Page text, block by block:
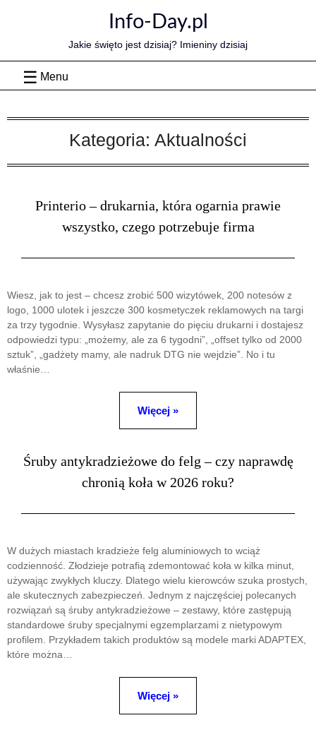
Info-Day.pl
Jakie święto jest dzisiaj? Imieniny dzisiaj
Menu
Kategoria: Aktualności
Printerio – drukarnia, która ogarnia prawie
wszystko, czego potrzebuje firma
Wiesz, jak to jest – chcesz zrobić 500 wizytówek, 200 notesów z
logo, 1000 ulotek i jeszcze 300 kosmetyczek reklamowych na targi
za trzy tygodnie. Wysyłasz zapytanie do pięciu drukarni i dostajesz
odpowiedzi typu: „możemy, ale za 6 tygodni”, „offset tylko od 2000
sztuk”, „gadżety mamy, ale nadruk DTG nie wejdzie”. No i tu
właśnie…
Więcej »
Śruby antykradzieżowe do felg – czy naprawdę
chronią koła w 2026 roku?
W dużych miastach kradzieże felg aluminiowych to wciąż
codzienność. Złodzieje potrafią zdemontować koła w kilka minut,
używając zwykłych kluczy. Dlatego wielu kierowców szuka prostych,
ale skutecznych zabezpieczeń. Jednym z najczęściej polecanych
rozwiązań są śruby antykradzieżowe – zestawy, które zastępują
standardowe śruby specjalnymi egzemplarzami z nietypowym
profilem. Przykładem takich produktów są modele marki ADAPTEX,
które można…
Więcej »